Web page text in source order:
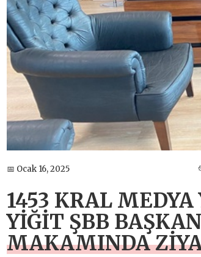
📅 Ocak 16, 2025
1453 KRAL
YİĞİT ŞBB
MAKAMINDA